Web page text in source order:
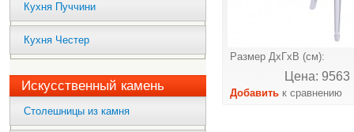
Кухня Пуччини
Кухня Честер
Искусственный камень
Столешницы из камня
Размер ДхГхВ (см):
Цена: 9563
Добавить к сравнению